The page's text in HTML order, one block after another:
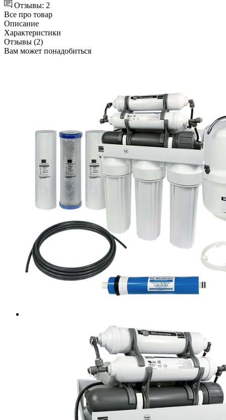
Отзывы: 2
Все про товар
Описание
Характеристики
Отзывы (2)
Вам может понадобиться